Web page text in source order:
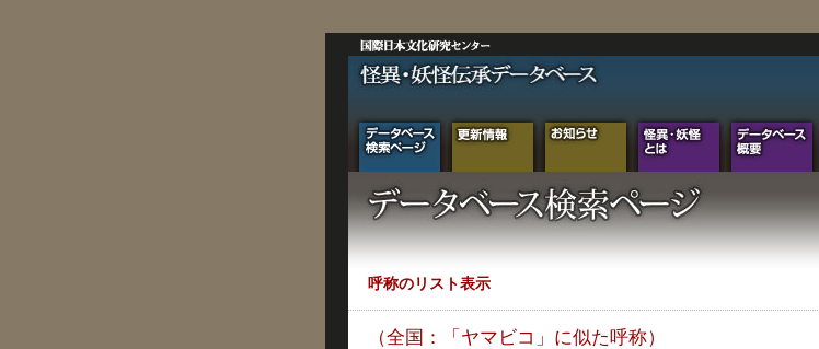
呼称のリスト表示
（全国：「ヤマビコ」に似た呼称）